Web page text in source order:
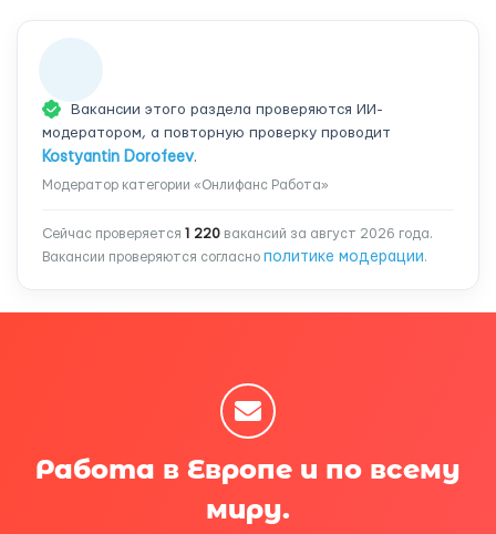
Вакансии этого раздела проверяются ИИ-
модератором, а повторную проверку проводит
Kostyantin Dorofeev.
Модератор категории «Онлифанс Работа»
Сейчас проверяется 1 220 вакансий за август 2026 года.
Вакансии проверяются согласно политике модерации.
Работа в Европе и по всему
миру.